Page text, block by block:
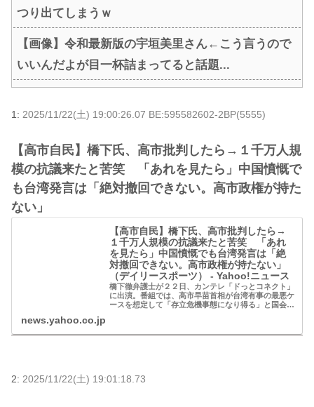
つり出てしまうｗ
【画像】令和最新版の宇垣美里さん←こう言うので
いいんだよが目一杯詰まってると話題...
1: 2025/11/22(土) 19:00:26.07 BE:595582602-2BP(5555)
【高市自民】橋下氏、高市批判したら→１千万人規
模の抗議来たと苦笑 「あれを見たら」中国憤慨で
も台湾発言は「絶対撤回できない。高市政権が持た
ない」
【高市自民】橋下氏、高市批判したら→
１千万人規模の抗議来たと苦笑 「あれ
を見たら」中国憤慨でも台湾発言は「絶
対撤回できない。高市政権が持たない」
（デイリースポーツ） - Yahoo!ニュース
橋下徹弁護士が２２日、カンテレ「ドっとコネクト」
に出演。番組では、高市早苗首相が台湾有事の最悪ケ
ースを想定して「存立危機事態になり得る」と国会発
news.yahoo.co.jp
2: 2025/11/22(土) 19:01:18.73